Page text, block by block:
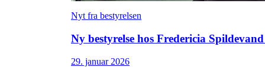
Nyt fra bestyrelsen
Ny bestyrelse hos Fredericia
29. januar 2026